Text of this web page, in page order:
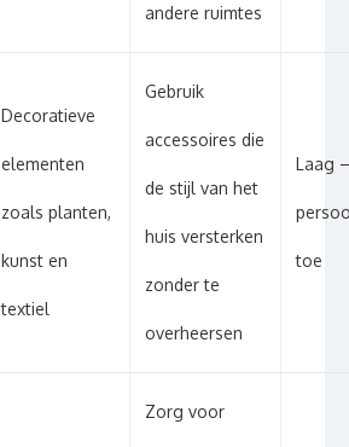
andere ruimtes
Decoratieve
elementen
zoals planten,
kunst en
textiel
Gebruik
accessoires die
de stijl van het
huis versterken
zonder te
overheersen
Laag
toe
Zorg voor